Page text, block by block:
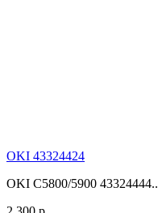
OKI 43324424
OKI С5800/5900 43324444..